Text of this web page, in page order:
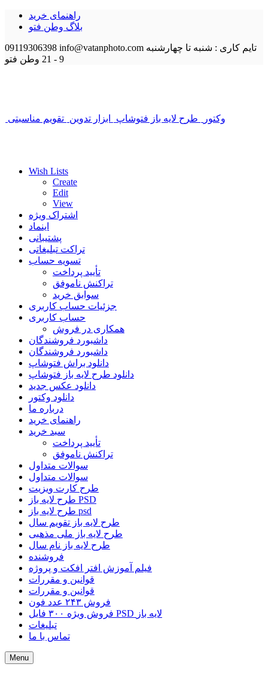
راهنمای خرید
بلاگ وطن فتو
09119306398 info@vatanphoto.com تایم کاری : شنبه تا چهارشنبه
9 - 21
وطن فتو
وکتور طرح لایه باز فتوشاپ ابزار تدوین تقویم مناسبتی
Wish Lists
Create
Edit
View
اشتراک ویژه
اینماد
پشتیبانی
تراکت تبلیغاتی
تسویه حساب
تأیید پرداخت
تراکنش ناموفق
سوابق خرید
جزئیات حساب کاربری
حساب کاربری
همکاری در فروش
داشبورد فروشندگان
داشبورد فروشندگان
دانلود براش فتوشاپ
دانلود طرح لایه باز فتوشاپ
دانلود عکس جدید
دانلود وکتور
درباره ما
راهنمای خرید
سبد خرید
تأیید پرداخت
تراکنش ناموفق
سوالات متداول
سوالات متداول
طرح کارت ویزیت
طرح لایه باز PSD
طرح لایه باز psd
طرح لایه باز تقویم سال
طرح لایه باز ملی مذهبی
طرح لایه باز نام سال
فروشنده
فیلم آموزش افتر افکت و پروژه
قوانین و مقررات
قوانین و مقررات
فروش ۲۴۳ عدد فون
فروش ویژه ۳۰۰ فایل PSD لایه باز
تبلیغات
تماس با ما
Menu